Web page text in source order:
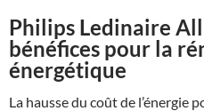
Philips Ledinaire
bénéfices pour la
énergétique
La hausse du coût de l’énergie